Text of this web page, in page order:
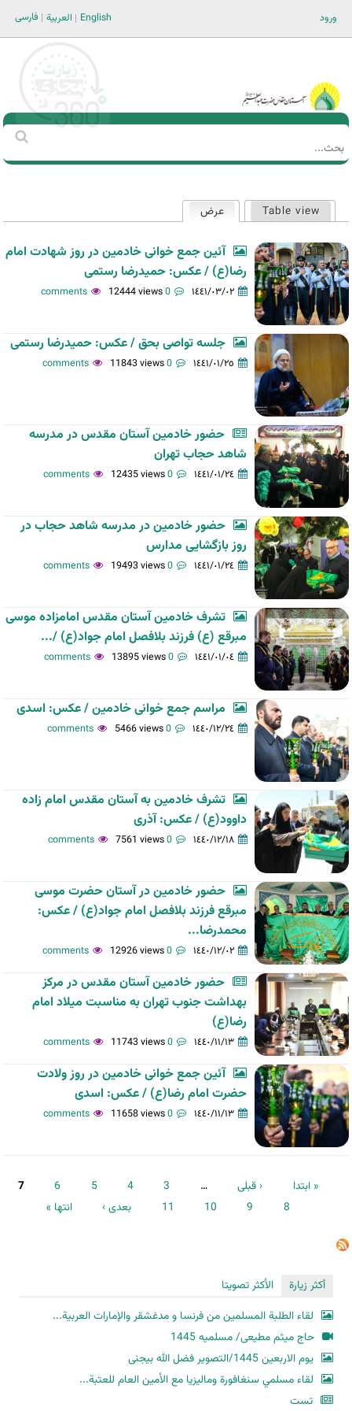
ورود فارسی العربية English
Main men-AR
استمارة
‏
الأساسية
Table view عرض
آئین جمع خوانی خادمین در روز شهادت امام
رضا(ع) / عکس: حمیدرضا رستمی
١٤٤١/٠٣/٠٢ 0 comments
12444 views
جلسه تواصی بحق / عکس: حمیدرضا رستمی
١٤٤١/٠١/٢٥ 0 comments
11843 views
حضور خادمین آستان مقدس در مدرسه
شاهد حجاب تهران
١٤٤١/٠١/٢٤ 0 comments
12435 views
حضور خادمین در مدرسه شاهد حجاب در
روز بازگشایی مدارس
١٤٤١/٠١/٢٤ 0 comments
19493 views
تشرف خادمین آستان مقدس امامزاده موسی
مبرقع (ع) فرزند بلافصل امام جواد(ع) /...
١٤٤١/٠١/٠٤ 0 comments
13895 views
مراسم جمع خوانی خادمین / عکس: اسدی
١٤٤٠/١٢/٢٤ 0 comments
5466 views
تشرف خادمین به آستان مقدس امام زاده
داوود(ع) / عکس: آذری
١٤٤٠/١٢/١٨ 0 comments
7561 views
حضور خادمین در آستان حضرت موسی
مبرقع فرزند بلافصل امام جواد(ع) / عکس:
محمدرضا...
١٤٤٠/١٢/٠٢ 0 comments
12926 views
حضور خادمین آستان مقدس در مرکز
بهداشت جنوب تهران به مناسبت میلاد امام
رضا(ع)
١٤٤٠/١١/١٣ 0 comments
11743 views
آئین جمع خوانی خادمین در روز ولادت
حضرت امام رضا(ع) / عکس: اسدی
١٤٤٠/١١/١٣ 0 comments
11658 views
الصفحات
« ابتدا ‹ قبلی …
3
4
5
6
7
8
9
10
11 بعدی › انتها »
أكثر زيارة
الأكثر تصويتا
لقاء الطلبة المسلمين من فرنسا و مدغشقر والإمارات العربية...
حاج میثم مطیعی/ مسلمیه 1445
یوم الاربعین 1445/التصویر فضل الله بیجنی
لقاء مسلمي سنغافورة وماليزيا مع الأمين العام للعتبة...
تست